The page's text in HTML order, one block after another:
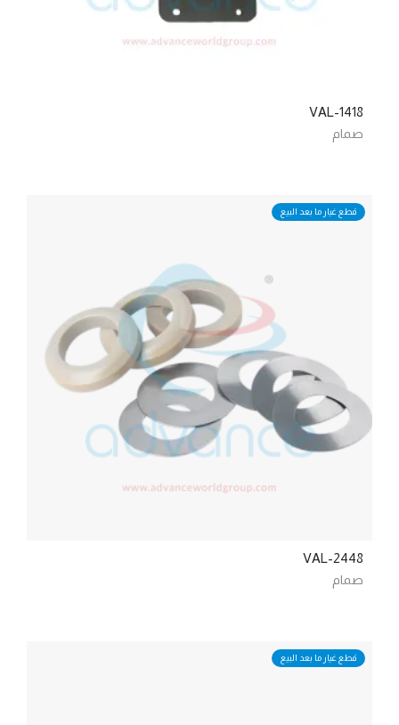
VAL-1418
صمام
قطع غيار ما بعد البيع
VAL-2448
صمام
قطع غيار ما بعد البيع